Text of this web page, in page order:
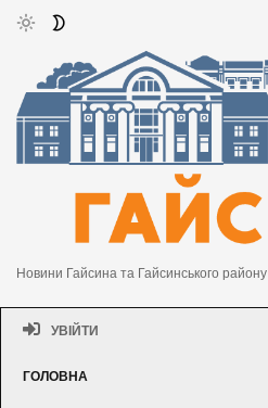
Новини Гайсина та Гайсинського району
УВІЙТИ
ГОЛОВНА